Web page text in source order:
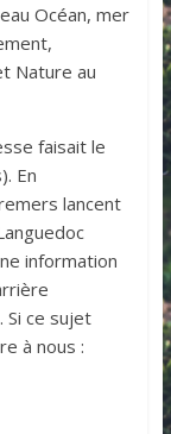
Océan, mer
Nature au
faisait le
En
lancent
information
Si ce sujet
à nous :